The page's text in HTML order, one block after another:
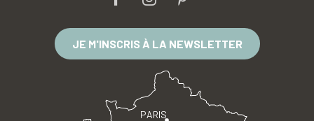
JE M'INSCRIS À LA NEWSLETTER
PARIS